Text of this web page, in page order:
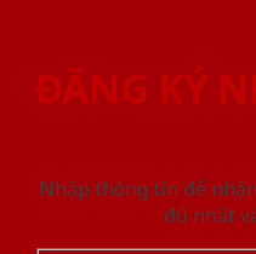
ĐĂNG KÝ
Nhập thông tin để
đủ nhất